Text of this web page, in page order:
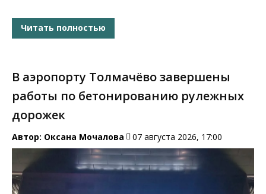
Читать полностью
В аэропорту Толмачёво завершены
работы по бетонированию рулежных
дорожек
Автор: Оксана Мочалова 07 августа 2026, 17:00